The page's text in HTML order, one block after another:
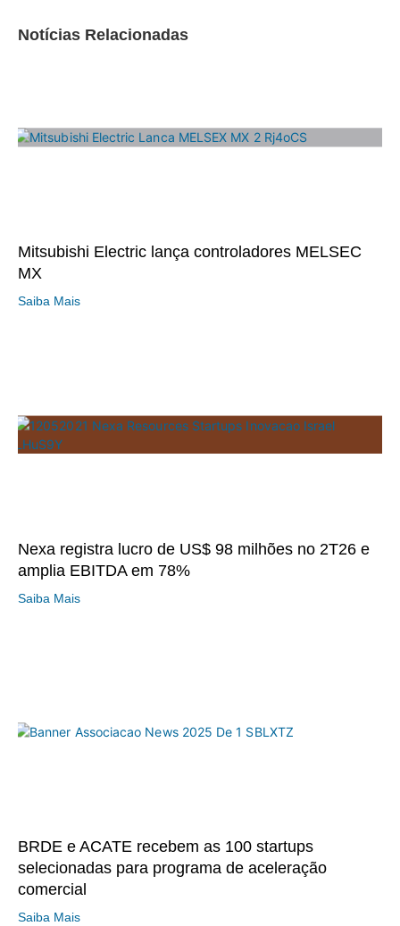
Notícias Relacionadas
Mitsubishi Electric lança controladores MELSEC
MX
Saiba Mais
Nexa registra lucro de US$ 98 milhões no 2T26 e
amplia EBITDA em 78%
Saiba Mais
BRDE e ACATE recebem as 100 startups
selecionadas para programa de aceleração
comercial
Saiba Mais